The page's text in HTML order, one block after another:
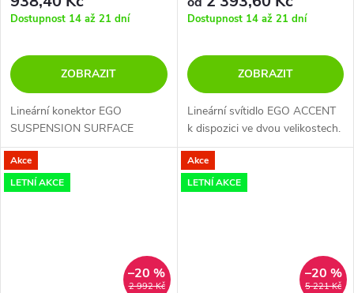
Dostupnost 14 až 21 dní
ZOBRAZIT
Lineární konektor EGO
SUSPENSION SURFACE
Dostupnost 14 až 21 dní
ZOBRAZIT
Lineární svítidlo EGO ACCENT
k dispozici ve dvou velikostech.
Akce
LETNÍ AKCE
2 992 Kč
–20 %
Akce
LETNÍ AKCE
5 221 Kč
–20 %